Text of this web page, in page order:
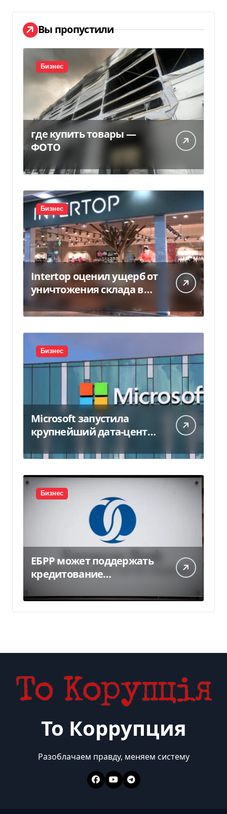
Вы пропустили
Бизнес
где купить товары —
ФОТО
Бизнес
Intertop оценил ущерб от
уничтожения склада в
450 млн грн
Бизнес
Microsoft запустила
крупнейший дата-центр
миллиарда
Бизнес
ЕБРР может поддержать
кредитование
300 млн евро — Delo.ua
То Коррупция
Разоблачаем правду, меняем систему